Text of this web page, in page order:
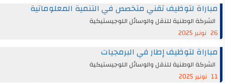
مباراة لتوظيف تقني متخصص في التنمية المعلوماتية
الشركة الوطنية للنقل والوسائل اللوجيستيكية
26 نونبر 2025
مباراة لتوظيف إطار في البرمجيات
الشركة الوطنية للنقل والوسائل اللوجيستيكية
11 نونبر 2025